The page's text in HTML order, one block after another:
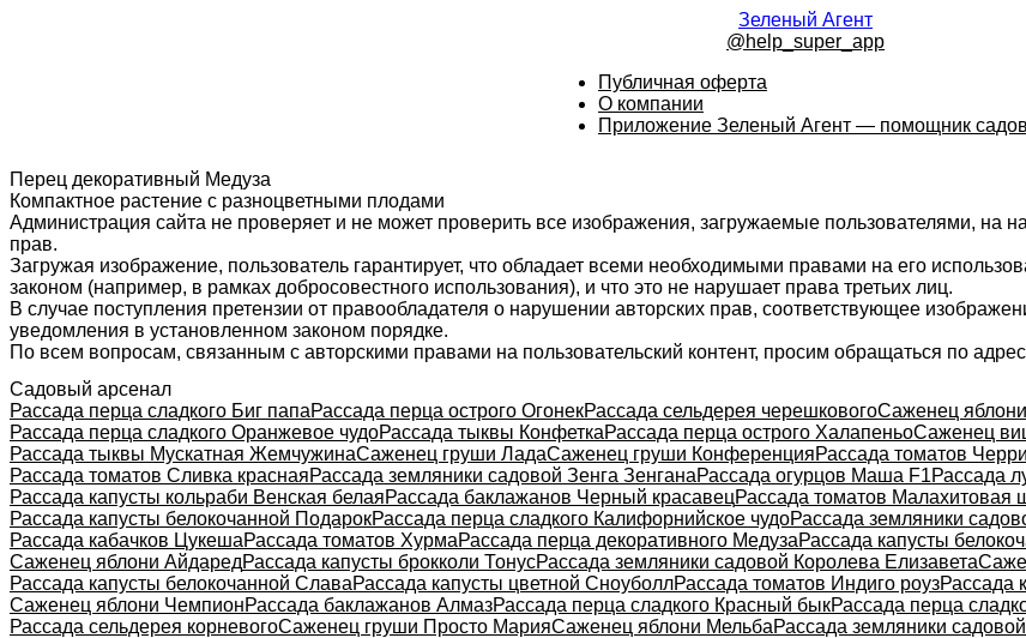
Зеленый Агент
@help_super_app
Публичная оферта
О компании
Приложение Зеленый Агент — помощник
Перец декоративный Медуза
Компактное растение с разноцветными плодами
Администрация сайта не проверяет и не может проверить все изображения, загружаемые пользователями, на
прав.
Загружая изображение, пользователь гарантирует, что обладает всеми необходимыми правами на его
законом (например, в рамках добросовестного использования), и что это не нарушает права третьих лиц.
В случае поступления претензии от правообладателя о нарушении авторских прав, соответствующее
уведомления в установленном законом порядке.
По всем вопросам, связанным с авторскими правами на пользовательский контент, просим обращаться по
Садовый арсенал
Рассада перца сладкого Биг папаРассада перца острого ОгонекРассада сельдерея черешковогоСаженец
Рассада перца сладкого Оранжевое чудоРассада тыквы КонфеткаРассада перца острого ХалапеньоСаженец
Рассада тыквы Мускатная ЖемчужинаСаженец груши ЛадаСаженец груши КонференцияРассада томатов
Рассада томатов Сливка краснаяРассада земляники садовой Зенга ЗенганаРассада огурцов Маша F1Рассада
Рассада капусты кольраби Венская белаяРассада баклажанов Черный красавецРассада томатов Малахитовая
Рассада капусты белокочанной ПодарокРассада перца сладкого Калифорнийское чудоРассада земляники
Рассада кабачков ЦукешаРассада томатов ХурмаРассада перца декоративного МедузаРассада капусты
Саженец яблони АйдаредРассада капусты брокколи ТонусРассада земляники садовой Королева Елизавета
Рассада капусты белокочанной СлаваРассада капусты цветной СноуболлРассада томатов Индиго роузРассада
Саженец яблони ЧемпионРассада баклажанов АлмазРассада перца сладкого Красный быкРассада перца
Рассада сельдерея корневогоСаженец груши Просто МарияСаженец яблони МельбаРассада земляники